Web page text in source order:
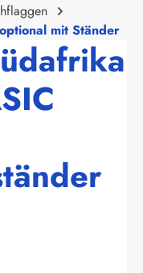
mit Ständer